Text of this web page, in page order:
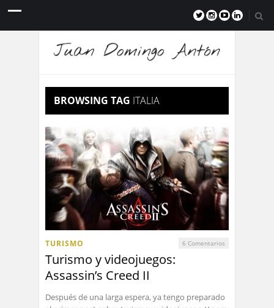
BROWSING TAG ITALIA
TURISMO 6 Comentarios
Turismo y videojuegos:
Assassin’s Creed II
Después de una larga espera, ya tengo preparado